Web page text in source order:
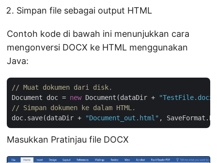
Simpan file sebagai output HTML
Contoh kode di bawah ini menunjukkan cara
mengonversi DOCX ke HTML menggunakan
Java:
// Muat dokumen dari disk.
Document doc = new Document(dataDir +
"TestFile.docx"
// Simpan dokumen ke dalam HTML.
doc.save(dataDir +
"Document_out.html"
Masukkan Pratinjau file DOCX